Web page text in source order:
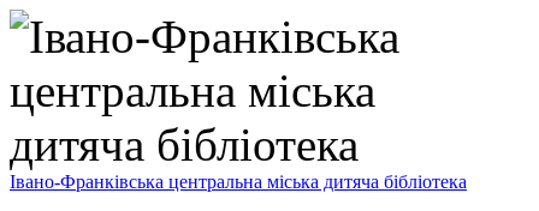
Івано-Франківська центральна міська дитяча бібліотека